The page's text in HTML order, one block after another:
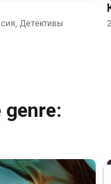
Детективы